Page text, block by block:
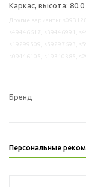
Каркас, высота: 80.0
Бренд
Персональные